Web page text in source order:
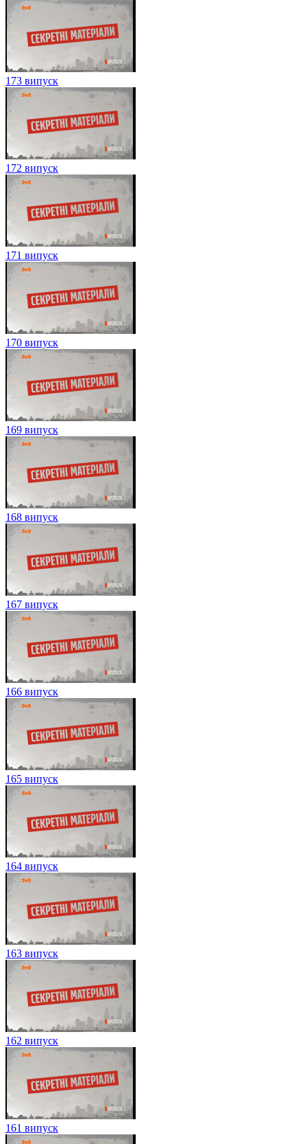
173 випуск
172 випуск
171 випуск
170 випуск
169 випуск
168 випуск
167 випуск
166 випуск
165 випуск
164 випуск
163 випуск
162 випуск
161 випуск